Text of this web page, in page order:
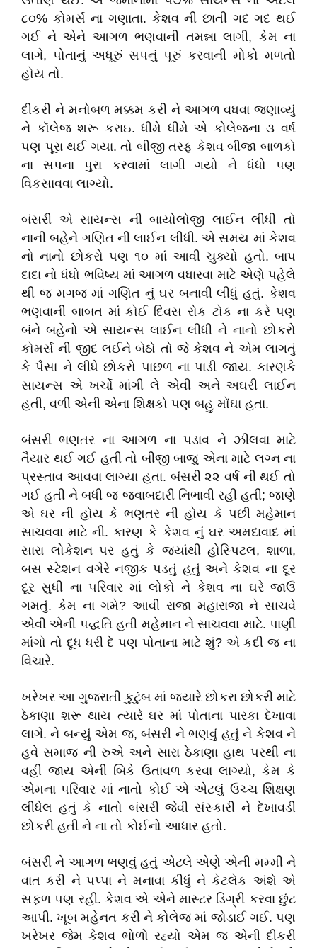
૮૦% કોમર્સ ના ગણાતા. કેશવ ની છાતી ગદ ગદ થઈ
ગઈ ને એને આગળ ભણવાની તમન્ના લાગી, કેમ ના
લાગે, પોતાનું અધૂરું સપનું પૂરું કરવાની મોકો મળતો
હોય તો.
દીકરી ને મનોબળ મક્કમ કરી ને આગળ વધવા જણાવ્યું
ને કૉલેજ શરૂ કરાઇ. ધીમે ધીમે એ કોલેજના ૩ વર્ષ
પણ પૂરા થઈ ગયા. તો બીજી તરફ કેશવ બીજા બાળકો
ના સપના પુરા કરવામાં લાગી ગયો ને ધંધો પણ
વિકસાવવા લાગ્યો.
બંસરી એ સાયન્સ ની બાયોલોજી લાઈન લીધી તો
નાની બહેને ગણિત ની લાઈન લીધી. એ સમય માં કેશવ
નો નાનો છોકરો પણ ૧૦ માં આવી ચુક્યો હતો. બાપ
દાદા નો ધંધો ભવિષ્ય માં આગળ વધારવા માટે એણે પહેલે
થી જ મગજ માં ગણિત નું ઘર બનાવી લીધું હતું. કેશવ
ભણવાની બાબત માં કોઈ દિવસ રોક ટોક ના કરે પણ
બંને બહેનો એ સાયન્સ લાઈન લીધી ને નાનો છોકરો
કોમર્સ ની જીદ લઈને બેઠો તો જે કેશવ ને એમ લાગતું
કે પૈસા ને લીધે છોકરો પાછળ ના પાડી જાય. કારણકે
સાયન્સ એ ખર્ચો માંગી લે એવી અને અઘરી લાઈન
હતી, વળી એની એના શિક્ષકો પણ બહુ મોંઘા હતા.
બંસરી ભણતર ના આગળ ના પડાવ ને ઝીલવા માટે
તૈયાર થઈ ગઈ હતી તો બીજી બાજુ એના માટે લગ્ન ના
પ્રસ્તાવ આવવા લાગ્યા હતા. બંસરી ૨૨ વર્ષ ની થઈ તો
ગઈ હતી ને બધી જ જવાબદારી નિભાવી રહી હતી; જાણે
એ ઘર ની હોય કે ભણતર ની હોય કે પછી મહેમાન
સાચવવા માટે ની. કારણ કે કેશવ નું ઘર અમદાવાદ માં
સારા લોકેશન પર હતું કે જ્યાંથી હોસ્પિટલ, શાળા,
બસ સ્ટેશન વગેરે નજીક પડતું હતું અને કેશવ ના દૂર
દૂર સુધી ના પરિવાર માં લોકો ને કેશવ ના ઘરે જાઉં
ગમતું. કેમ ના ગમે? આવી રાજા મહારાજા ને સાચવે
એવી એની પદ્ધતિ હતી મહેમાન ને સાચવવા માટે. પાણી
માંગો તો દૂધ ધરી દે પણ પોતાના માટે શું? એ કદી જ ના
વિચારે.
ખરેખર આ ગુજરાતી કુટુંબ માં જ્યારે છોકરા છોકરી માટે
ઠેકાણા શરૂ થાય ત્યારે ઘર માં પોતાના પારકા દેખાવા
લાગે. ને બન્યું એમ જ, બંસરી ને ભણવું હતું ને કેશવ ને
હવે સમાજ ની રુએ અને સારા ઠેકાણા હાથ પરથી ના
વહી જાય એની બિકે ઉતાવળ કરવા લાગ્યો, કેમ કે
એમના પરિવાર માં નાતો કોઈ એ એટલું ઉચ્ચ શિક્ષણ
લીધેલ હતું કે નાતો બંસરી જેવી સંસ્કારી ને દેખાવડી
છોકરી હતી ને ના તો કોઈનો આધાર હતો.
બંસરી ને આગળ ભણવું હતું એટલે એણે એની મમ્મી ને
વાત કરી ને પપ્પા ને મનાવા કીધું ને કેટલેક અંશે એ
સફળ પણ રહી. કેશવ એ એને માસ્ટર ડિગ્રી કરવા છુંટ
આપી. ખૂબ મહેનત કરી ને કોલેજ માં જોડાઈ ગઈ. પણ
ખરેખર જેમ કેશવ ભોળો રહ્યો એમ જ એની દીકરી